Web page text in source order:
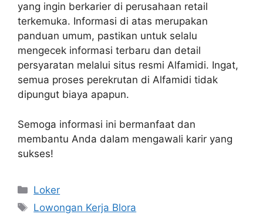
yang ingin berkarier di perusahaan retail
terkemuka. Informasi di atas merupakan
panduan umum, pastikan untuk selalu
mengecek informasi terbaru dan detail
persyaratan melalui situs resmi Alfamidi. Ingat,
semua proses perekrutan di Alfamidi tidak
dipungut biaya apapun.
Semoga informasi ini bermanfaat dan
membantu Anda dalam mengawali karir yang
sukses!
Kategori
Loker
Tag
Lowongan Kerja Blora